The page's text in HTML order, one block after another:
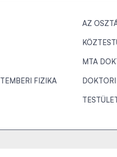
FIZIKA
AZ
MTA